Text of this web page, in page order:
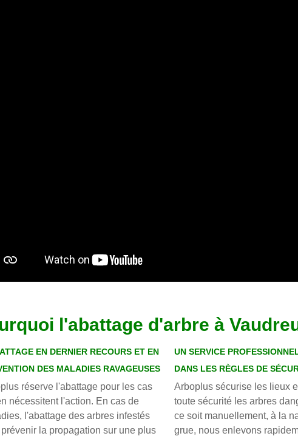
l'abattage d'arbre à
EN DERNIER RECOURS ET EN
DES MALADIES RAVAGEUSES
réserve l'abattage pour les cas
nécessitent l'action. En cas de
l'abattage des arbres infestés
prévenir la propagation sur une plus
UN SERVICE
DANS LES RÈGLES DE
Arboplus sécurise les lieux
toute sécurité les arbres
ce soit manuellement, à la
grue, nous enlevons